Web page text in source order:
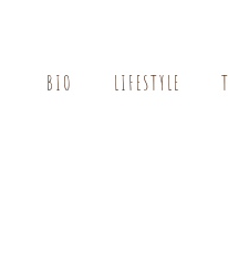
BIO LIFESTYLE